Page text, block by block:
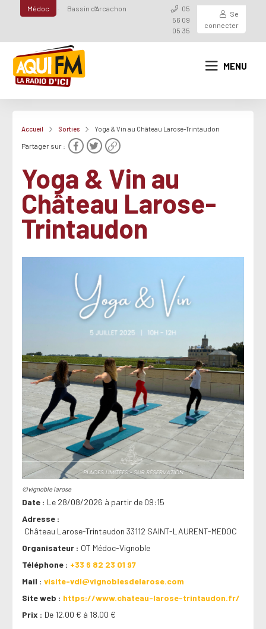
Médoc Bassin d'Arcachon
05
56 09
05 35
Se
connecter
MENU
Accueil Sorties Yoga & Vin au Château Larose-Trintaudon
Partager sur :
Yoga & Vin au
Château Larose-
Trintaudon
©vignoble larose
Date
Le 28/08/2026 à partir de 09:15
Adresse
Château Larose-Trintaudon 33112 SAINT-LAURENT-MEDOC
Organisateur
OT Médoc-Vignoble
Téléphone
+33 6 82 23 01 97
Mail
visite-vdl@vignoblesdelarose.com
Site web
https://www.chateau-larose-trintaudon.fr/
Prix
De 12.00 € à 18.00 €